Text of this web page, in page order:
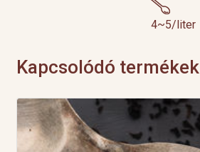
4~5/liter
Kapcsolódó termékek